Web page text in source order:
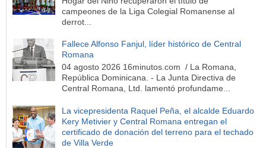
campeones de la Liga Colegial Romanense al
derrot...
Fallece Alfonso Fanjul, líder histórico de Central
Romana
04 agosto 2026 16minutos.com / La Romana,
República Dominicana. - La Junta Directiva de
Central Romana, Ltd. lamentó profundame...
La vicepresidenta Raquel Peña, el alcalde Eduardo
Kery Metivier y Central Romana entregan el
certificado de donación del terreno para el techado
de Villa Verde